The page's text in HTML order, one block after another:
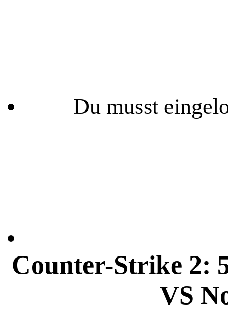
Du musst
Counter-Strike 2:
VS